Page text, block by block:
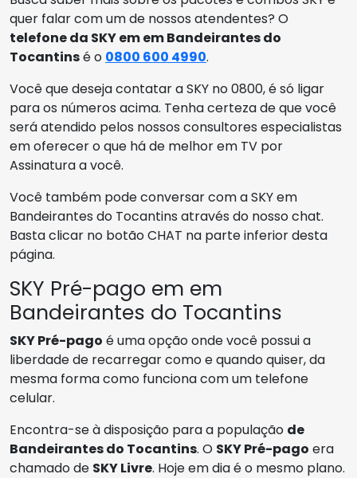
quer falar com um de nossos atendentes? O
telefone da SKY em em Bandeirantes do
Tocantinsé o 0800 600 4990.
Você que deseja contatar a SKY no 0800, é só ligar
para os números acima. Tenha certeza de que você
será atendido pelos nossos consultores especialistas
em oferecer o que há de melhor em TV por
Assinatura a você.
Você também pode conversar com a SKY em
Bandeirantes do Tocantins através do nosso chat.
Basta clicar no botão CHAT na parte inferior desta
página.
SKY Pré-pago em em
Bandeirantes do Tocantins
SKY Pré-pago é uma opção onde você possui a
liberdade de recarregar como e quando quiser, da
mesma forma como funciona com um telefone
celular.
Encontra-se à disposição para a população de
Bandeirantes do Tocantins. O SKY Pré-pago era
chamado de SKY Livre. Hoje em dia é o mesmo plano.